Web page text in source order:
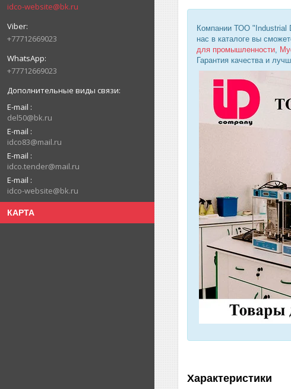
idco-website@bk.ru
+77712669023
+77712669023
E-mail
del50@bk.ru
E-mail
idco83@mail.ru
E-mail
idco.tender@mail.ru
E-mail
idco-website@bk.ru
КАРТА
Компании ТОО "Industrial
нас в каталоге вы
для промышленности
Гарантия качества и
Характеристики